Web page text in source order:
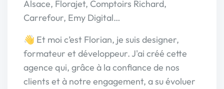
Alsace, Florajet, Comptoirs Richard,
Carrefour, Emy Digital…
👋 Et moi c’est Florian, je suis designer,
formateur et développeur. J'ai créé cette
agence qui, grâce à la confiance de nos
clients et à notre engagement, a su évoluer